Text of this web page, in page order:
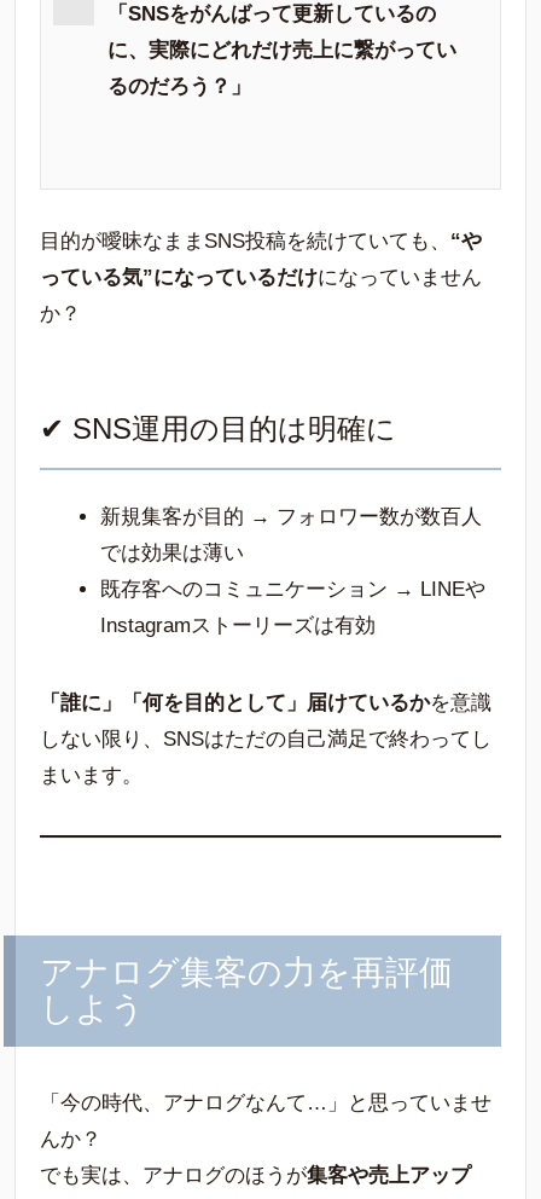
「SNSをがんばって更新しているの
に、実際にどれだけ売上に繋がってい
るのだろう？」
目的が曖昧なままSNS投稿を続けていても、 “や
っている気”になっているだけになっていません
か？
✔ SNS運用の目的は明確に
新規集客が目的 → フォロワー数が数百人
では効果は薄い
既存客へのコミュニケーション → LINEや
Instagramストーリーズは有効
「誰に」「何を目的として」届けているかを意識
しない限り、SNSはただの自己満足で終わってし
まいます。
アナログ集客の力を再評価
しよう
「今の時代、アナログなんて…」と思っていませ
んか？
でも実は、アナログのほうが集客や売上アップ